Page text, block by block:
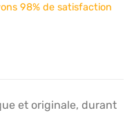
98% de satisfaction
et originale, durant